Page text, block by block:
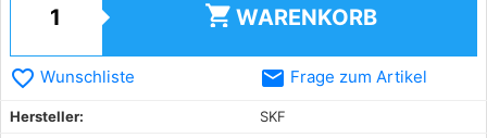
shopping_cart WARENKORB
favorite_border Wunschliste email Frage zum Artikel
Hersteller:
SKF